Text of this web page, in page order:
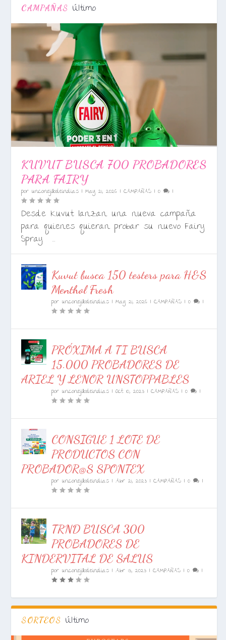
CAMPAÑAS Último
KUVUT BUSCA 700 PROBADORES
PARA FAIRY
porunconejillodeindias |May 21, 2026 |CAMPAÑAS |0 |
Desde Kuvut lanzan una nueva campaña
para quienes quieran probar su nuevo Fairy
Spray. ...
Kuvut busca 150 testers para H&S
Menthol Fresh
porunconejillodeindias |May 21, 2026 |CAMPAÑAS |0 |
PRÓXIMA A TI BUSCA
15.000 PROBADORES DE
ARIEL Y LENOR UNSTOPPABLES
porunconejillodeindias |Oct 10, 2023 |CAMPAÑAS |0 |
CONSIGUE 1 LOTE DE
PRODUCTOS CON
PROBADOR@S SPONTEX
porunconejillodeindias |Abr 21, 2023 |CAMPAÑAS |0 |
TRND BUSCA 300
PROBADORES DE
KINDERVITAL DE SALUS
porunconejillodeindias |Abr 13, 2023 |CAMPAÑAS |0 |
SORTEOS Último